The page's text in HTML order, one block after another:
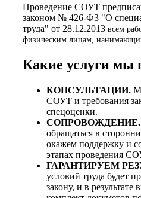
Проведение СОУТ
законом № 426-Ф3 "О
труда" от 28.12.2013 всем
физическим лицам,
Какие услуги мы
КОНСУЛЬТАЦИИ.
СОУТ и требования
спецоценки.
СОПРОВОЖДЕНИЕ.
обращаться в
окажем поддержку и
этапах проведения
ГАРАНТИРУЕМ
условий труда будет
закону, и в